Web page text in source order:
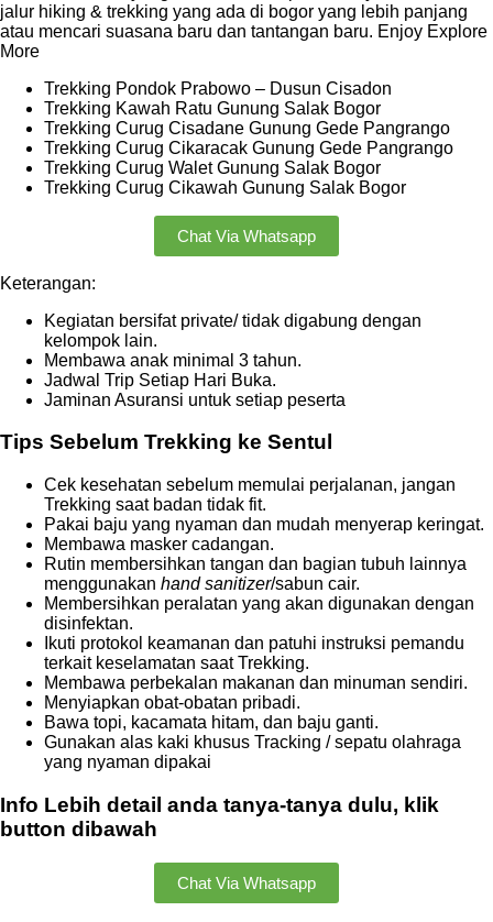
jalur hiking & trekking yang ada di bogor yang lebih panjang
atau mencari suasana baru dan tantangan baru. Enjoy Explore
More
Trekking Pondok Prabowo – Dusun Cisadon
Trekking Kawah Ratu Gunung Salak Bogor
Trekking Curug Cisadane Gunung Gede Pangrango
Trekking Curug Cikaracak Gunung Gede Pangrango
Trekking Curug Walet Gunung Salak Bogor
Trekking Curug Cikawah Gunung Salak Bogor
Chat Via Whatsapp
Keterangan:
Kegiatan bersifat private/ tidak digabung dengan
kelompok lain.
Membawa anak minimal 3 tahun.
Jadwal Trip Setiap Hari Buka.
Jaminan Asuransi untuk setiap peserta
Tips Sebelum Trekking ke Sentul
Cek kesehatan sebelum memulai perjalanan, jangan
Trekking saat badan tidak fit.
Pakai baju yang nyaman dan mudah menyerap keringat.
Membawa masker cadangan.
Rutin membersihkan tangan dan bagian tubuh lainnya
menggunakan hand sanitizer/sabun cair.
Membersihkan peralatan yang akan digunakan dengan
disinfektan.
Ikuti protokol keamanan dan patuhi instruksi pemandu
terkait keselamatan saat Trekking.
Membawa perbekalan makanan dan minuman sendiri.
Menyiapkan obat-obatan pribadi.
Bawa topi, kacamata hitam, dan baju ganti.
Gunakan alas kaki khusus Tracking / sepatu olahraga
yang nyaman dipakai
Info Lebih detail anda tanya-tanya dulu, klik
button dibawah
Chat Via Whatsapp